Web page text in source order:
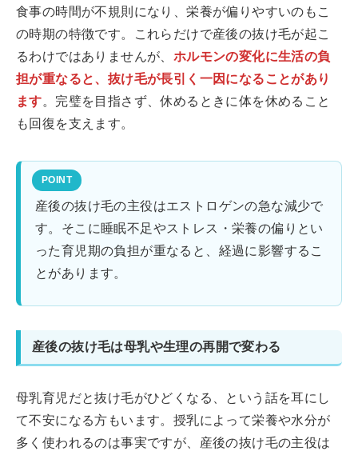
食事の時間が不規則になり、栄養が偏りやすいのもこ
の時期の特徴です。これらだけで産後の抜け毛が起こ
るわけではありませんが、 ホルモンの変化に生活の負
担が重なると、抜け毛が長引く一因になることがあり
ます。完璧を目指さず、休めるときに体を休めること
も回復を支えます。
産後の抜け毛の主役はエストロゲンの急な減少で
す。そこに睡眠不足やストレス・栄養の偏りとい
った育児期の負担が重なると、経過に影響するこ
とがあります。
産後の抜け毛は母乳や生理の再開で変わる
母乳育児だと抜け毛がひどくなる、という話を耳にし
て不安になる方もいます。授乳によって栄養や水分が
多く使われるのは事実ですが、産後の抜け毛の主役は